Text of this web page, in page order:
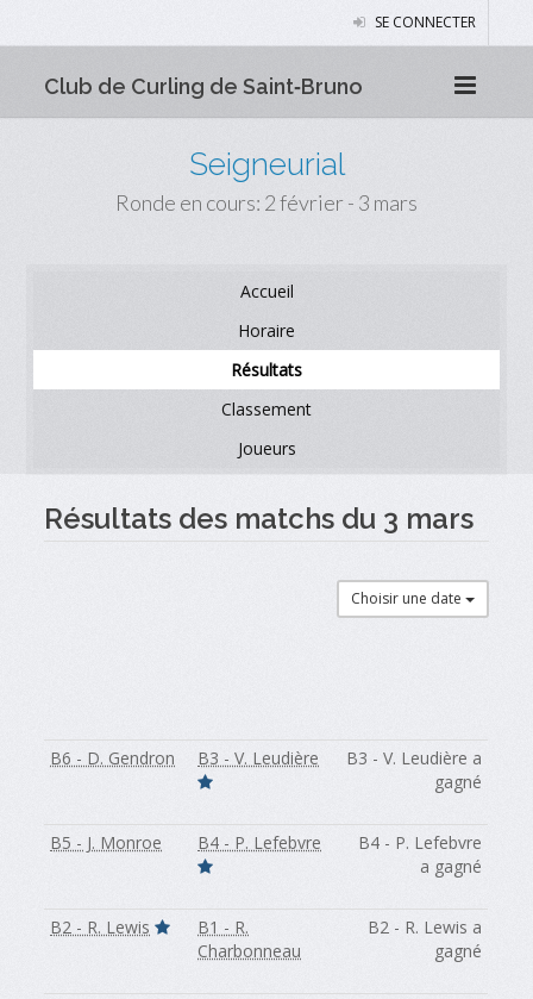
SE CONNECTER
Club de Curling de Saint‑Bruno
Seigneurial
Ronde en cours: 2 février - 3 mars
Accueil
Horaire
Résultats
Classement
Joueurs
Résultats des matchs du 3 mars
Choisir une date
B6 - D. Gendron B3 - V. Leudière
B3 - V. Leudière a
gagné
B5 - J. Monroe B4 - P. Lefebvre
B4 - P. Lefebvre
a gagné
B2 - R. Lewis
B1 - R.
Charbonneau
B2 - R. Lewis a
gagné